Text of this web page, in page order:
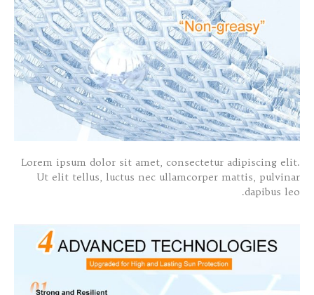
Lorem ipsum dolor sit amet, consectetur adipiscing elit.
Ut elit tellus, luctus nec ullamcorper mattis, pulvinar
dapibus leo.